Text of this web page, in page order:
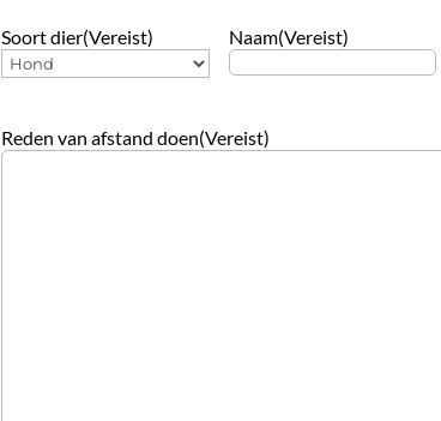
Soort dier(Vereist) Naam(Vereist)
Reden van afstand doen(Vereist)